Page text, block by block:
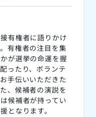
有権者に語りかけ
有権者の注目を集
が選挙の命運を握
ったり、ボランテ
手伝いいただきた
、候補者の演説を
候補者が持ってい
となります。